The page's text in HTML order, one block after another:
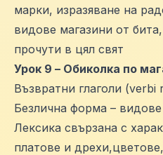
марки, изразяване на
видове магазини от
прочути в цял свят
Урок 9 – Обиколка по
Възвратни глаголи (verbi
Безлична форма –
Лексика свързана с
платове и